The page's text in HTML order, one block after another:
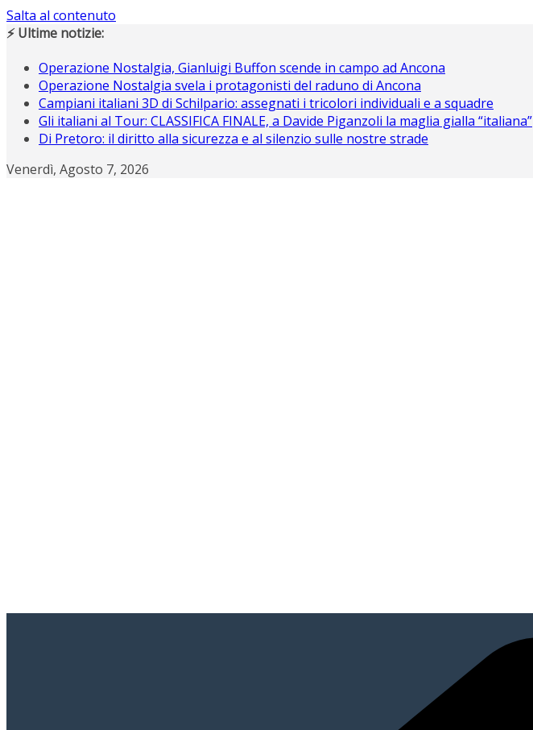
Salta al contenuto
⚡ Ultime notizie:
Operazione Nostalgia, Gianluigi Buffon scende in campo ad Ancona
Operazione Nostalgia svela i protagonisti del raduno di Ancona
Campiani italiani 3D di Schilpario: assegnati i tricolori individuali e a squadre
Gli italiani al Tour: CLASSIFICA FINALE, a Davide Piganzoli la maglia gialla “italiana”
Di Pretoro: il diritto alla sicurezza e al silenzio sulle nostre strade
Venerdì, Agosto 7, 2026